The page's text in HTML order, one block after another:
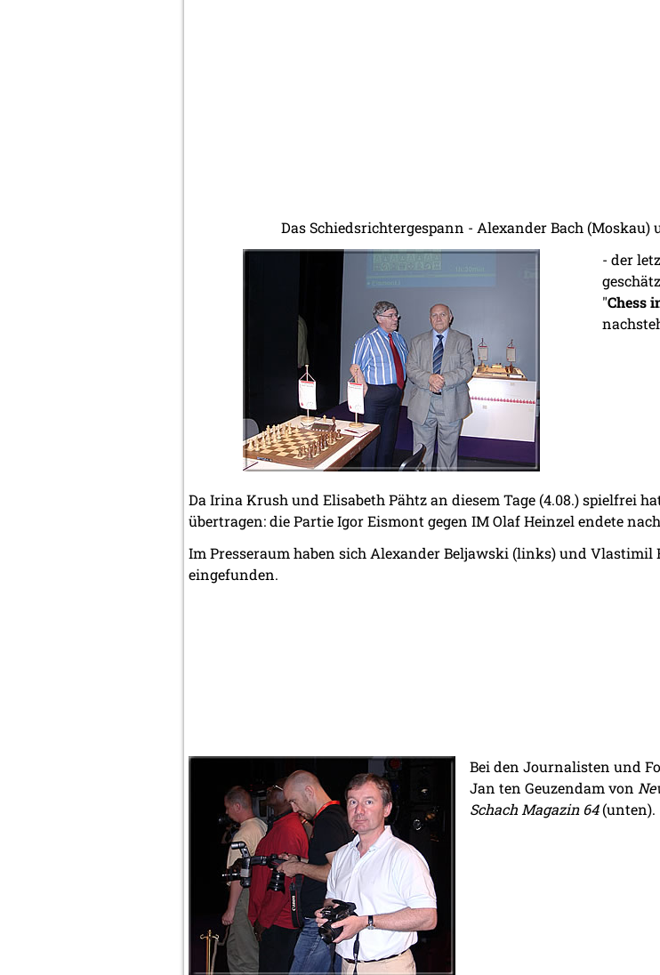
Das Schiedsrichtergespann - Alexander Bach
- der
"Chess
Da Irina Krush und Elisabeth Pähtz an diesem Tage (4.08.) spielfrei
übertragen: die Partie Igor Eismont gegen IM Olaf Heinzel endete
Im Presseraum haben sich Alexander Beljawski (links) und Vlastimil
eingefunden.
Bei den Journalisten und
Jan ten Geuzendam von
Schach Magazin 64(unten).